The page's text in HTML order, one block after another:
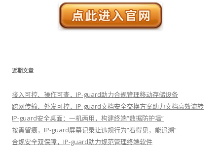
近期文章
接入可控、操作可查，IP-guard助力合规管理移动存储设备
跨网传输、外发可控，IP-guard文档安全交换方案助力文档高效流转
IP-guard安全桌面：一机两用，构建终端“数据防护墙”
按需留痕，IP-guard屏幕记录让违规行为“看得见，能追溯”
合规安全双保障，IP-guard助力规范管理终端软件